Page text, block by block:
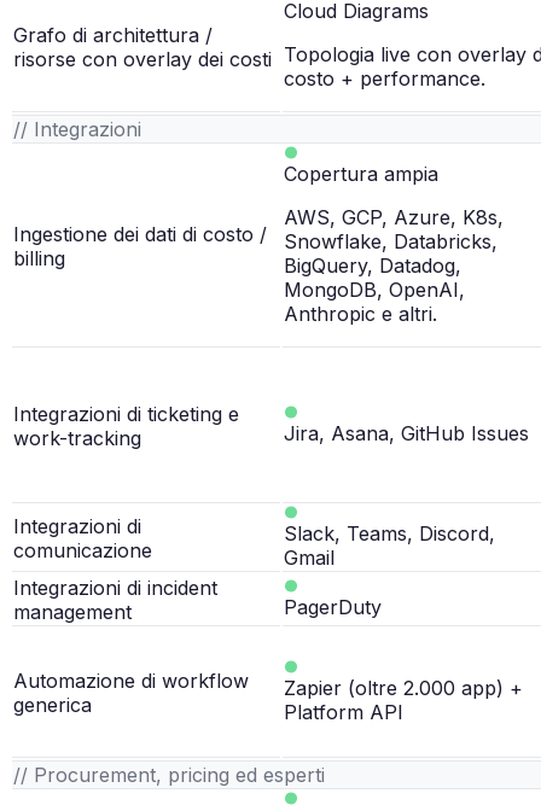
Grafo di architettura /
risorse con overlay dei costi
Cloud Diagrams
Topologia live con overlay
costo + performance.
// Integrazioni
Ingestione dei dati di costo /
billing
Copertura ampia
AWS, GCP, Azure, K8s,
Snowflake, Databricks,
BigQuery, Datadog,
MongoDB, OpenAI,
Anthropic e altri.
Integrazioni di ticketing e
work-tracking
Jira, Asana, GitHub Issues
Integrazioni di
comunicazione
Slack, Teams, Discord,
Gmail
Integrazioni di incident
management
PagerDuty
Automazione di workflow
generica
Zapier (oltre 2.000 app) +
Platform API
// Procurement, pricing ed esperti